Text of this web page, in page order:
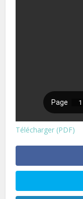
Télécharger (PDF)